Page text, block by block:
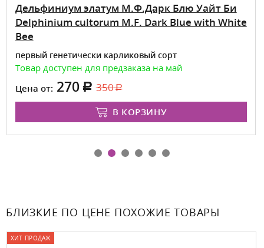
Дельфиниум элатум М.Ф.Дарк Блю Уайт Би
Delphinium cultorum M.F. Dark Blue with White
Bee
первый генетически карликовый сорт
Товар доступен для предзаказа на май
Цена от: 270 350
В КОРЗИНУ
БЛИЗКИЕ ПО ЦЕНЕ ПОХОЖИЕ ТОВАРЫ
ХИТ ПРОДАЖ